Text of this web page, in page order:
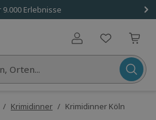
9.000 Erlebnisse
Benutzerkonto
Orten...
/ Krimidinner / Krimidinner Köln